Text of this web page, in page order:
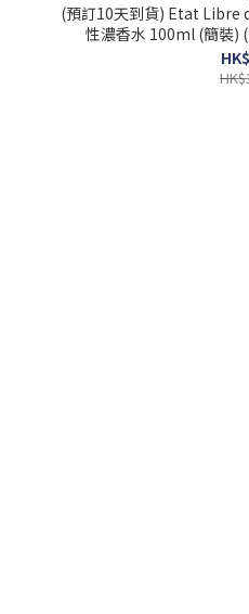
(預訂10天到貨) Etat Libre
性濃香水 100ml (簡裝)